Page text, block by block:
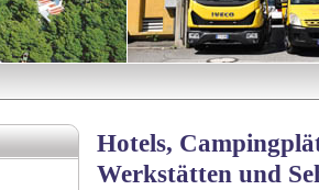
Hotels,
Werkstätten und